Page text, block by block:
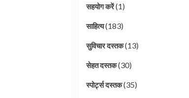
सहयोग करें(1)
साहित्य(183)
सुविचार दस्तक(13)
सेहत दस्तक(30)
स्पोर्ट्स दस्तक(35)